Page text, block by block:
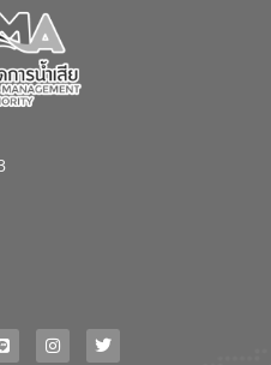
.) มาผสานกับประสบการณ์และ
โนโลยีโครงข่ายน้ำครบวงจรในพื้นที่ EEC
อีสท์ วอเตอร์ เพื่อร่วมกันศึกษา
โนโลยีการปรับปรุงคุณภาพน้ำ (Water
และพัฒนารูปแบบการดำเนินงาน
ำที่พุ่งสูงขึ้นจากการขยายตัวของ
องค์การจัดการน้ำเสีย กล่าวถึงภารกิจ
สนับสนุนการพัฒนาเมืองอย่างยั่งยืน
ะที่ นายบดินทร์ อุดล กรรมการผู้อำนวย